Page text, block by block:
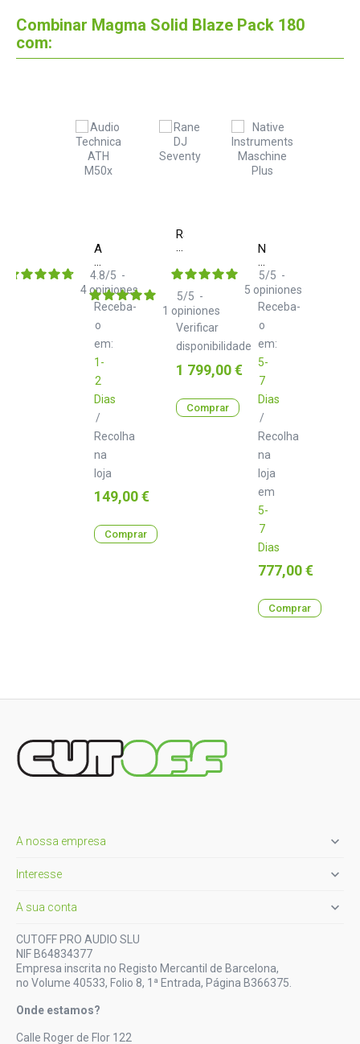
Combinar Magma Solid Blaze Pack 180
com:
Audio
Technica
ATH
M50x
Receba-
o
em:
1-
2
Dias
/
Recolha
na
loja
4.8/5 -
4 opiniones
Preço
149,00 €
Comprar
Rane
DJ
Verificar
disponibilidade
5/5 -
1 opiniones
Preço
1 799,00 €
Comprar
Native
Instruments
Maschine+
Receba-
o
em:
5-
7
Dias
/
Recolha
na
loja
em
5-
7
Dias
5/5 -
5 opiniones
Preço
777,00 €
Comprar
A nossa empresa 
Interesse 
A sua conta 
CUTOFF PRO AUDIO SLU
NIF B64834377
Empresa inscrita no Registo Mercantil de Barcelona,
no Volume 40533, Folio 8, 1ª Entrada, Página B366375.
Onde estamos?
Calle Roger de Flor 122